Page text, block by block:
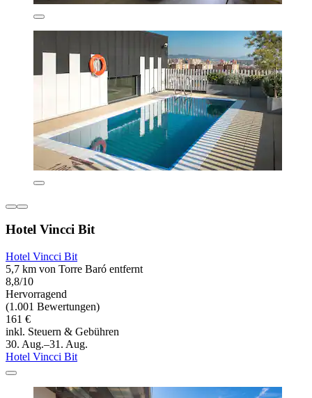
Hotel Vincci Bit
Hotel Vincci Bit
5,7 km von Torre Baró entfernt
8,8/10
Hervorragend
(1.001 Bewertungen)
161 €
inkl. Steuern & Gebühren
30. Aug.–31. Aug.
Hotel Vincci Bit